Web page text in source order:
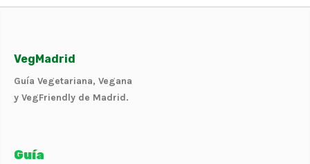
VegMadrid
Guía Vegetariana, Vegana
y VegFriendly de Madrid.
Guía